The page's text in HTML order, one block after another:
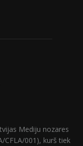
Mediju nozares
CFLA/001), kurš tiek